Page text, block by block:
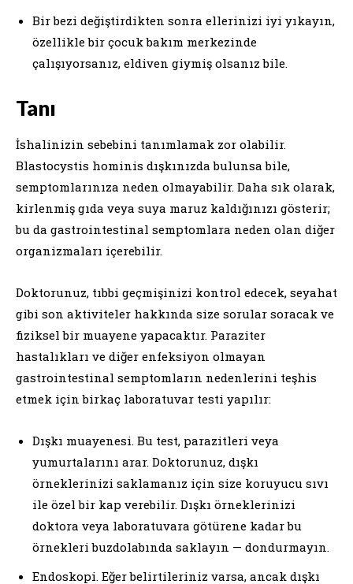
Bir bezi değiştirdikten sonra ellerinizi iyi yıkayın,
özellikle bir çocuk bakım merkezinde
çalışıyorsanız, eldiven giymiş olsanız bile.
Tanı
İshalinizin sebebini tanımlamak zor olabilir.
Blastocystis hominis dışkınızda bulunsa bile,
semptomlarınıza neden olmayabilir. Daha sık olarak,
kirlenmiş gıda veya suya maruz kaldığınızı gösterir;
bu da gastrointestinal semptomlara neden olan diğer
organizmaları içerebilir.
Doktorunuz, tıbbi geçmişinizi kontrol edecek, seyahat
gibi son aktiviteler hakkında size sorular soracak ve
fiziksel bir muayene yapacaktır. Paraziter
hastalıkları ve diğer enfeksiyon olmayan
gastrointestinal semptomların nedenlerini teşhis
etmek için birkaç laboratuvar testi yapılır:
Dışkı muayenesi. Bu test, parazitleri veya
yumurtalarını arar. Doktorunuz, dışkı
örneklerinizi saklamanız için size koruyucu sıvı
ile özel bir kap verebilir. Dışkı örneklerinizi
doktora veya laboratuvara götürene kadar bu
örnekleri buzdolabında saklayın — dondurmayın.
Endoskopi. Eğer belirtileriniz varsa, ancak dışkı